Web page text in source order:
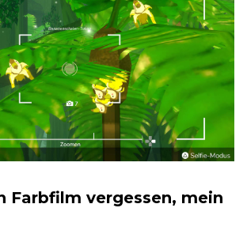
Farbfilm vergessen, mein